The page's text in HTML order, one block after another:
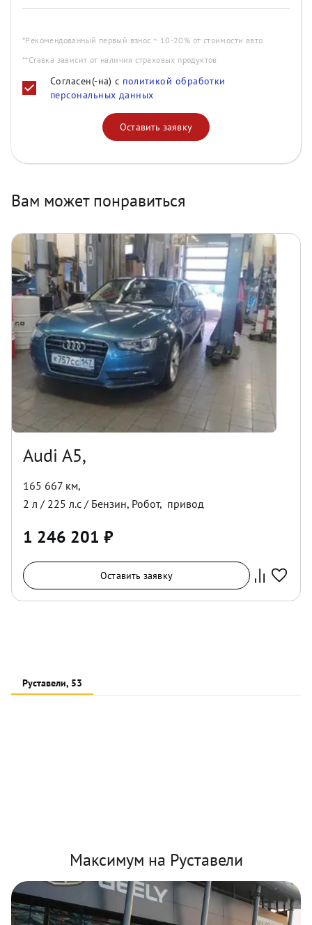
*Рекомендованный первый взнос ~ 10-20% от стоимости авто
**Ставка зависит от наличия страховых продуктов
Согласен(-на) с политикой обработки
персональных данных
Оставить заявку
Вам может понравиться
Audi A5,
165 667 км,
2 л / 225 л.с / Бензин, Робот, привод
1 246 201 ₽
Оставить заявку
Руставели, 53
Максимум на Руставели